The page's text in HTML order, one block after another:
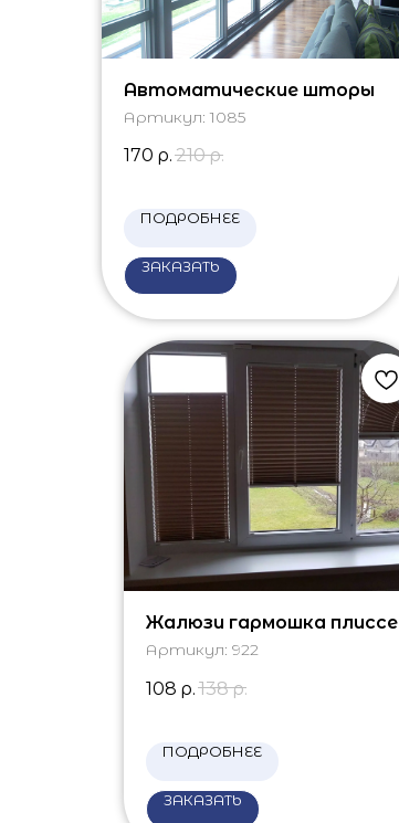
Автоматические шторы
Артикул: 1085
170 р. 210 р.
ПОДРОБНЕЕ
ЗАКАЗАТЬ
Жалюзи гармошка плиссе
Артикул: 922
108 р. 138 р.
ПОДРОБНЕЕ
ЗАКАЗАТЬ